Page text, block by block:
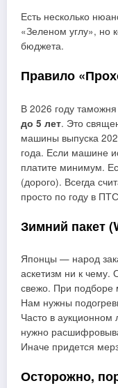
Есть несколько
«Зеленом углу», но
бюджета.
Правило
В 2026 году
до 5 лет. Это
машины выпуска
года. Если машине
платите минимум.
(дорого). Всегда
просто по году в
Зимний пакет
Японцы — народ
аскетизм ни к чему.
свежо. При подборе
Нам нужны
Часто в аукционном
нужно
Иначе придется
Осторожно,